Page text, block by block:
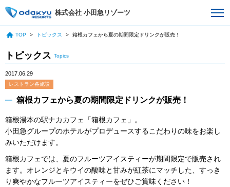
株式会社 小田急リゾーツ
TOP トピックス 箱根カフェから夏の期間限定ドリンクが販売！
トピックス Topics
2017.06.29
レストラン各施設
箱根カフェから夏の期間限定ドリンクが販売！
箱根湯本の駅ナカカフェ「箱根カフェ」。
小田急グループのホテルがプロデュースするこだわりの味をお楽し
みいただけます。
箱根カフェでは、夏のフルーツアイスティーが期間限定で販売され
ます。オレンジとキウイの酸味と甘みが紅茶にマッチした、すっき
り爽やかなフルーツアイスティーをぜひご賞味ください！